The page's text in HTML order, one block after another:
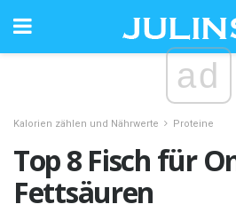
ad
Kalorien zählen und Nährwerte Proteine
Top 8 Fisch für
Fettsäuren